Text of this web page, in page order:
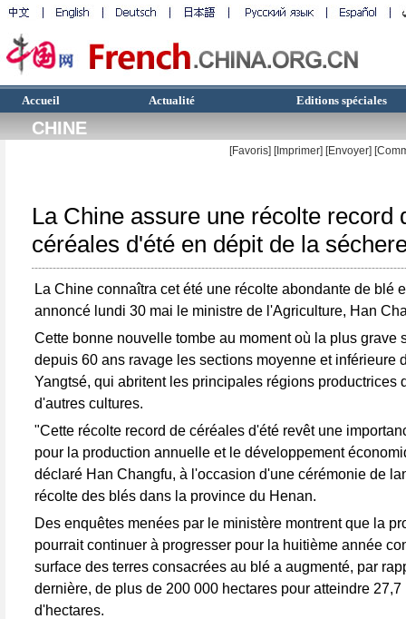
Accueil Actualité Editions spéciales
CHINE
[Favoris] [Imprimer] [Envoyer]
La Chine assure une récolte record
céréales d'été en dépit de la
La Chine connaîtra cet été une récolte abondante de blé
annoncé lundi 30 mai le ministre de l'Agriculture, Han
Cette bonne nouvelle tombe au moment où la plus grave
depuis 60 ans ravage les sections moyenne et inférieure
Yangtsé, qui abritent les principales régions productrices
d'autres cultures.
"Cette récolte record de céréales d'été revêt une
pour la production annuelle et le développement
déclaré Han Changfu, à l'occasion d'une cérémonie de
récolte des blés dans la province du Henan.
Des enquêtes menées par le ministère montrent que la
pourrait continuer à progresser pour la huitième année
surface des terres consacrées au blé a augmenté, par
dernière, de plus de 200 000 hectares pour atteindre
d'hectares.